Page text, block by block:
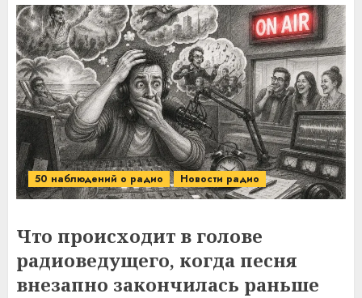
50 наблюдений о радио Новости радио
Что происходит в голове
радиоведущего, когда песня
внезапно закончилась раньше